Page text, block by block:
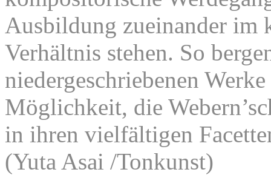
Ausbildung zueinander im
Verhältnis stehen. So
niedergeschriebenen
Möglichkeit, die
in ihren vielfältigen
(Yuta Asai /Tonkunst)